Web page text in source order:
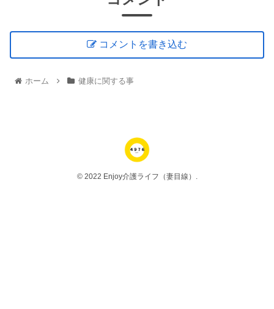
コメントを書き込む
ホーム 健康に関する事
© 2022 Enjoy介護ライフ（妻目線）.